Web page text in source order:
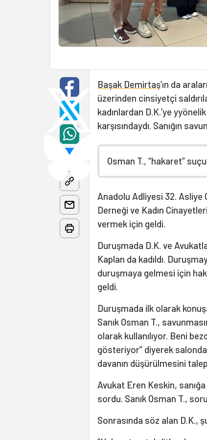
Başak Demirtaş’ın da
üzerinden cinsiyetçi
kadınlardan D.K.’ye
karşısındaydı. Sanığın
Osman T., “hakaret”
Anadolu Adliyesi 32. Asliye
Derneği ve Kadın
vermek için geldi.
Duruşmada D.K. ve
Kaplan da kadıldı.
duruşmaya gelmesi için
geldi.
Duruşmada ilk olarak
Sanık Osman T.,
olarak kullanılıyor. Beni
gösteriyor” diyerek
davanın düşürülmesini
Avukat Eren Keskin,
sordu. Sanık Osman T.,
Sonrasında söz alan D.K.,